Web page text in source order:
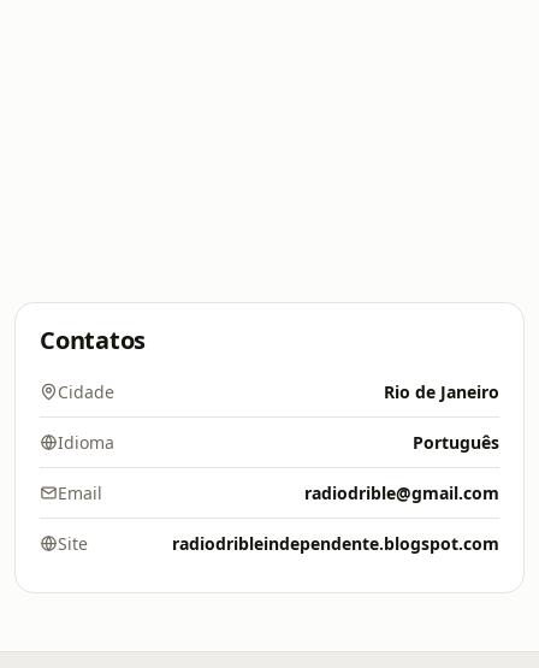
Contatos
Cidade Rio de Janeiro
Idioma Português
Email radiodrible@gmail.com
Site radiodribleindependente.blogspot.com